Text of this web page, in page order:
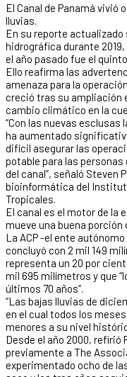
El Canal de Panamá vivió
lluvias.
En su reporte
hidrográfica durante 2019,
el año pasado fue el
Ello reafirma las
amenaza para la
creció tras su ampliación
cambio climático en la
“Con las nuevas esclusas
ha aumentado
difícil asegurar las
potable para las
del canal”, señaló Steven
bioinformática del
Tropicales.
El canal es el motor de la
mueve una buena
La ACP -el ente
concluyó con 2 mil 149
representa un 20 por
mil 695 milímetros y que
últimos 70 años”.
“Las bajas lluvias de
en el cual todos los
menores a su nivel
Desde el año 2000, refirió
previamente a The
experimentado ocho de